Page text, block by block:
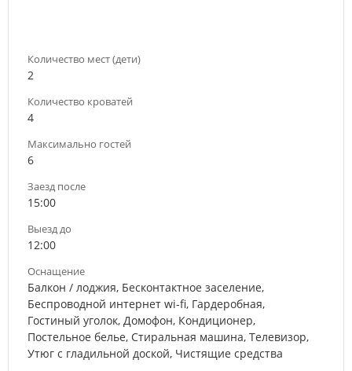
Количество мест (дети)
2
Количество кроватей
4
Максимально гостей
6
Заезд после
15:00
Выезд до
12:00
Оснащение
Балкон / лоджия, Бесконтактное заселение,
Беспроводной интернет wi-fi, Гардеробная,
Гостиный уголок, Домофон, Кондиционер,
Постельное белье, Стиральная машина, Телевизор,
Утюг с гладильной доской, Чистящие средства